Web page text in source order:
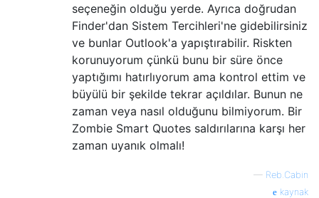
seçeneğin olduğu yerde. Ayrıca doğrudan
Finder'dan Sistem Tercihleri'ne gidebilirsiniz
ve bunlar Outlook'a yapıştırabilir. Riskten
korunuyorum çünkü bunu bir süre önce
yaptığımı hatırlıyorum ama kontrol ettim ve
büyülü bir şekilde tekrar açıldılar. Bunun ne
zaman veya nasıl olduğunu bilmiyorum. Bir
Zombie Smart Quotes saldırılarına karşı her
zaman uyanık olmalı!
— Reb.Cabin
kaynak